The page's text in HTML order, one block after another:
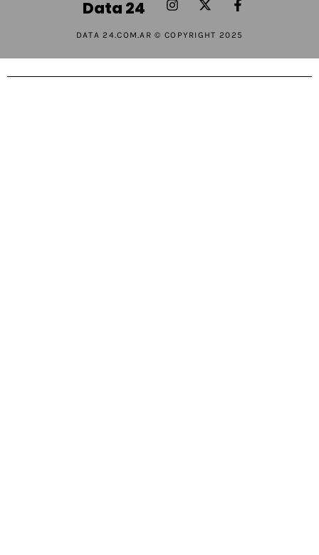
Data 24
DATA 24.COM.AR © COPYRIGHT 2025